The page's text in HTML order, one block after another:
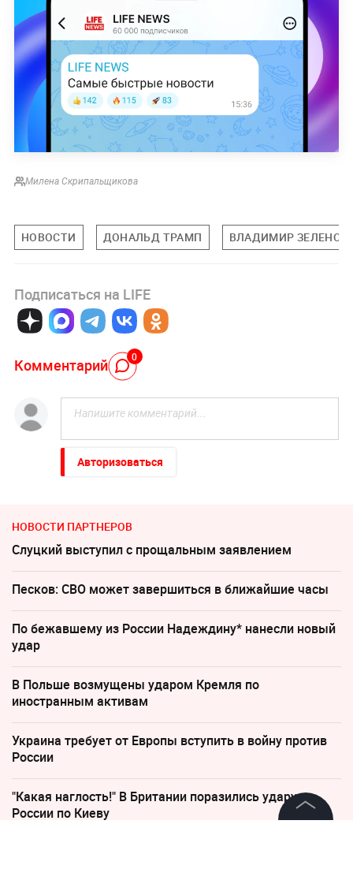
Милена Скрипальщикова
НОВОСТИ ДОНАЛЬД ТРАМП ВЛАДИМИР
Подписаться на LIFE
Комментарий 0
Авторизоваться
НОВОСТИ ПАРТНЕРОВ
Слуцкий выступил с прощальным заявлением
Песков: СВО может завершиться в ближайшие часы
По бежавшему из России Надеждину* нанесли новый
удар
В Польше возмущены ударом Кремля по
иностранным активам
Украина требует от Европы вступить в войну против
России
"Какая наглость!" В Британии поразились удару
России по Киеву